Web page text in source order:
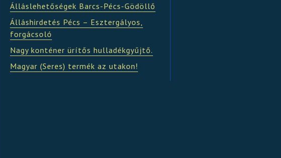
Álláslehetőségek Barcs-Pécs-Gödöllő
Álláshirdetés Pécs – Esztergályos,
forgácsoló
Nagy konténer ürítős hulladékgyűjtő.
Magyar (Seres) termék az utakon!